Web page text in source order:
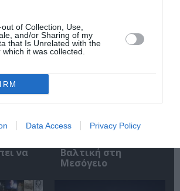
of Collection, Use,
and/or Sharing of my
that Is Unrelated with the
it was collected.
Data Access Privacy Policy
–
να
Festival στο
Δημοτικό Θέατρο
Βαλτική στη
Μεσόγειο